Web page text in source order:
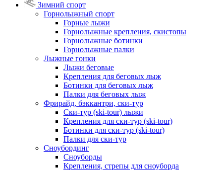
Зимний спорт
Горнолыжный спорт
Горные лыжи
Горнолыжные крепления, скистопы
Горнолыжные ботинки
Горнолыжные палки
Лыжные гонки
Лыжи беговые
Крепления для беговых лыж
Ботинки для беговых лыж
Палки для беговых лыж
Фрирайд, бэккантри, ски-тур
Ски-тур (ski-tour) лыжи
Крепления для ски-тур (ski-tour)
Ботинки для ски-тур (ski-tour)
Палки для ски-тур
Сноубординг
Сноуборды
Крепления, стрепы для сноуборда